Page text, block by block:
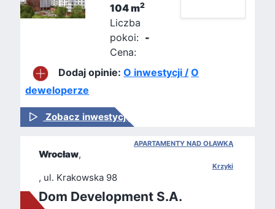
104 m2
Liczba
pokoi: -
Cena:
Dodaj opinie:O inwestycji / O
deweloperze
Zobacz inwestycję
APARTAMENTY NAD OŁAWKĄ
Wrocław,
Krzyki
, ul. Krakowska 98
Dom Development S.A.